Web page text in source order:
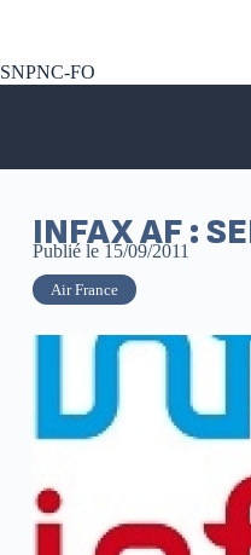
SNPNC-FO
INFAX AF :
Publié le 15/09/2011
Air France